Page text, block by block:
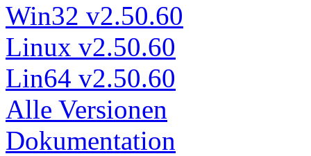
Win32 v2.50.60
Linux v2.50.60
Lin64 v2.50.60
Alle Versionen
Dokumentation